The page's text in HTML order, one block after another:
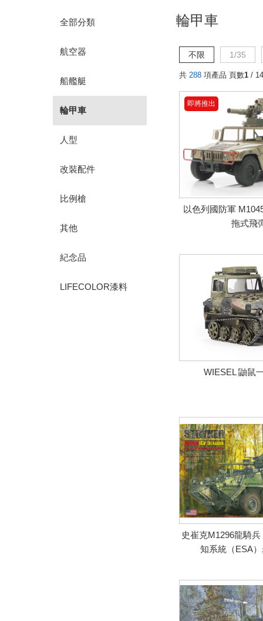
全部分類
航空器
船艦艇
輪甲車
人型
改裝配件
比例槍
其他
紀念品
LIFECOLOR漆料
輪甲車
不限 1/35
共 288 項產品 頁數1 / 14
即將推出
以色列國防軍
拖式飛
WIESEL 鼬鼠
史崔克M1296龍騎
知系統（ESA